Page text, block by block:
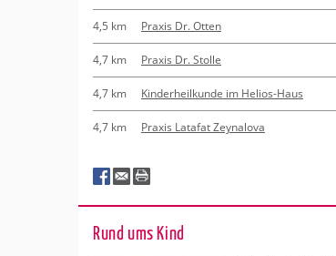
4,5 km Praxis Dr. Otten
4,7 km Praxis Dr. Stolle
4,7 km Kinderheilkunde im Helios-Haus
4,7 km Praxis Latafat Zeynalova
Rund ums Kind